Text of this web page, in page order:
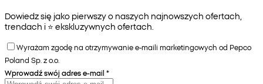
Dowiedz się jako pierwszy o naszych najnowszych ofertach,
trendach i ⭐️ ekskluzywnych ofertach.
Wyrażam zgodę na otrzymywanie e-maili marketingowych od Pepco
Poland Sp. z o.o.
Wprowadź swój adres e-mail *